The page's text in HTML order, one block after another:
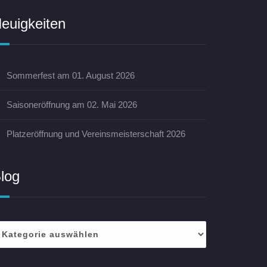
Sommerfest am 01. August 2026
Saisoneröffnung am 02. Mai 2026
Platzeröffnung und Vereinsmeisterschaft 2026